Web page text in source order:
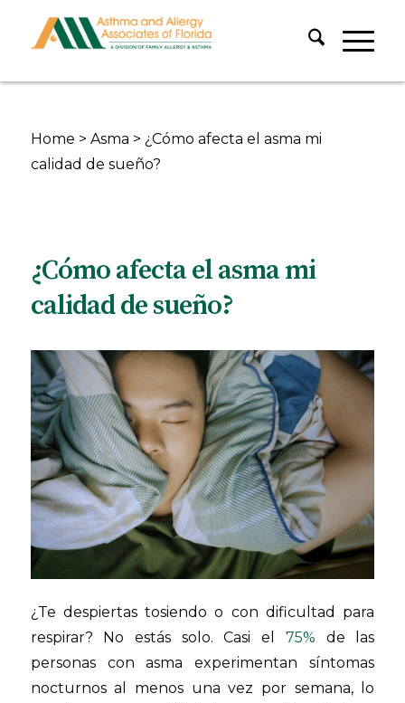
Home > Asma > ¿Cómo afecta el asma mi
calidad de sueño?
¿Cómo afecta el asma mi
calidad de sueño?
¿Te despiertas tosiendo o con dificultad para
respirar? No estás solo. Casi el 75% de las
personas con asma experimentan síntomas
nocturnos al menos una vez por semana, lo